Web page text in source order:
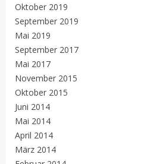
Oktober 2019
September 2019
Mai 2019
September 2017
Mai 2017
November 2015
Oktober 2015
Juni 2014
Mai 2014
April 2014
März 2014